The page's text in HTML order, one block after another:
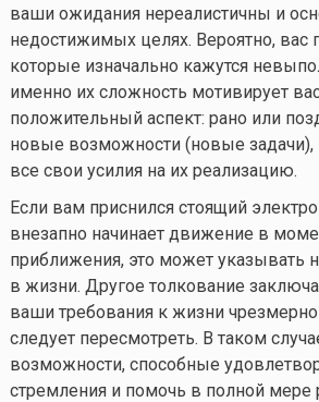
ваши ожидания нереалистичны и
недостижимых целях. Вероятно, вас
которые изначально кажутся
именно их сложность мотивирует
положительный аспект: рано или
новые возможности (новые задачи),
все свои усилия на их реализацию.
Если вам приснился стоящий
внезапно начинает движение в
приближения, это может указывать
в жизни. Другое толкование
ваши требования к жизни
следует пересмотреть. В таком
возможности, способные
стремления и помочь в полной мере